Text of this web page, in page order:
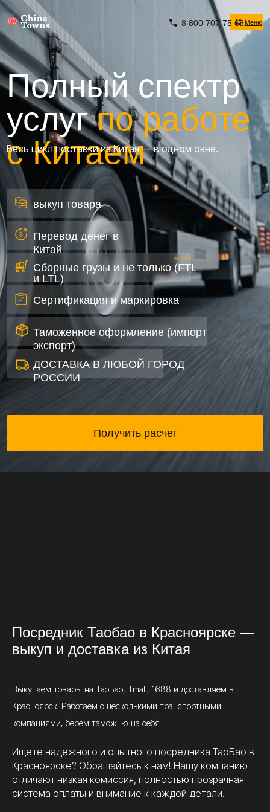
Меню
выкуп товара
Перевод денег в
Китай
Сборные грузы и не только (FTL
и LTL)
ДОСТАВКА В ЛЮБОЙ ГОРОД
РОССИИ
Сертификация и маркировка
Таможенное оформление (импорт
экспорт)
Полный спектр
услугпо работе
с Китаем
Меню
Получить расчет
8 800 707 75 68
Весь цикл поставки из Китая — в одном окне.
Посредник Таобао в Красноярске —
выкуп и доставка из Китая
Выкупаем товары на ТаоБао, Tmall, 1688 и доставляем в
Красноярск. Работаем с несколькими транспортными
компаниями, берём таможню на себя.
Ищете надёжного и опытного посредника ТаоБао в
Красноярске? Обращайтесь к нам! Нашу компанию
отличают низкая комиссия, полностью прозрачная
система оплаты и внимание к каждой детали.